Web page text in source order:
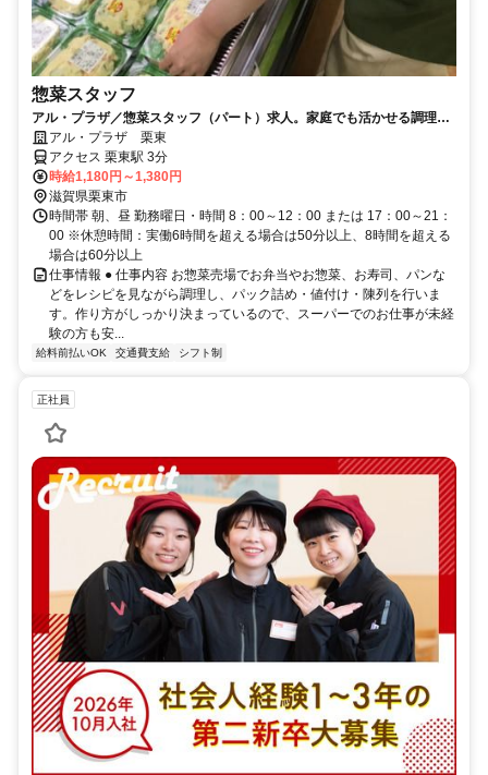
惣菜スタッフ
アル・プラザ／惣菜スタッフ（パート）求人。家庭でも活かせる調理の
ヒントが満載です
アル・プラザ 栗東
アクセス 栗東駅 3分
時給1,180円～1,380円
滋賀県栗東市
時間帯 朝、昼 勤務曜日・時間 8：00～12：00 または 17：00～21：
00 ※休憩時間：実働6時間を超える場合は50分以上、8時間を超える
場合は60分以上
仕事情報 ● 仕事内容 お惣菜売場でお弁当やお惣菜、お寿司、パンな
どをレシピを見ながら調理し、パック詰め・値付け・陳列を行いま
す。作り方がしっかり決まっているので、スーパーでのお仕事が未経
験の方も安...
給料前払いOK 交通費支給 シフト制
正社員